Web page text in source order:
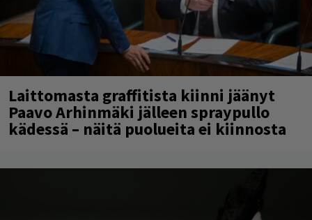
Laittomasta graffitista kiinni jäänyt
Paavo Arhinmäki jälleen spraypullo
kädessä – näitä puolueita ei kiinnosta